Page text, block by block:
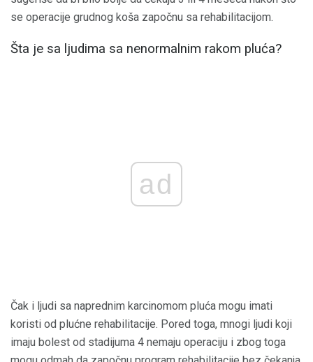
se operacije grudnog koša započnu sa rehabilitacijom.
Šta je sa ljudima sa nenormalnim rakom pluća?
ad
Čak i ljudi sa naprednim karcinomom pluća mogu imati
koristi od plućne rehabilitacije. Pored toga, mnogi ljudi koji
imaju bolest od stadijuma 4 nemaju operaciju i zbog toga